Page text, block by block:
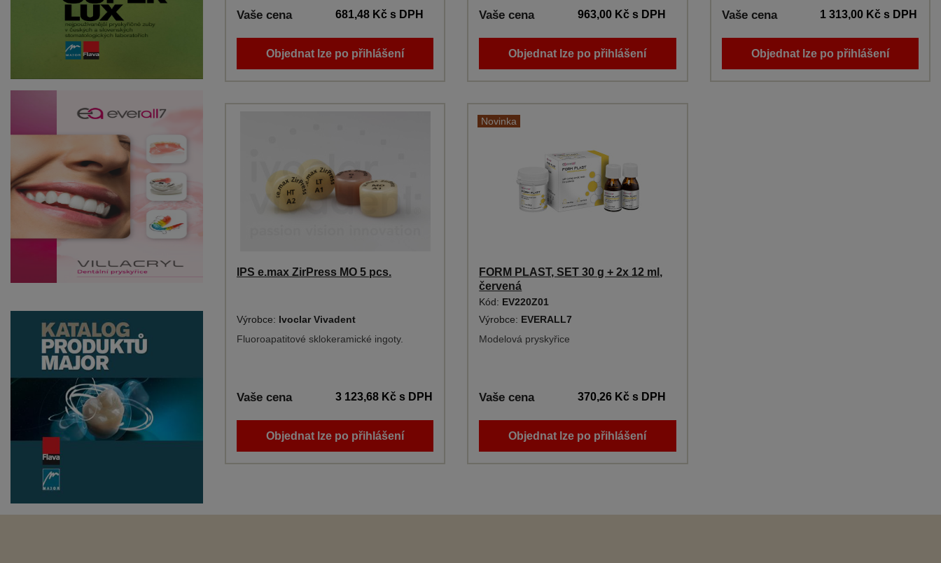
Vaše cena 681,48 Kčs DPH
Objednat lze po přihlášení
Vaše cena 963,00 Kč s DPH
Objednat lze po přihlášení
Vaše cena 1 313,00 Kč s DPH
Objednat lze po přihlášení
IPS e.max ZirPress MO 5 pcs.
Výrobce: Ivoclar Vivadent
Fluoroapatitové sklokeramické ingoty.
Vaše cena 3 123,68 Kčs DPH
Objednat lze po přihlášení
Novinka
FORM PLAST, SET 30 g + 2x 12 ml,
červená
Kód: EV220Z01
Výrobce: EVERALL7
Modelová pryskyřice
Vaše cena 370,26 Kč s DPH
Objednat lze po přihlášení